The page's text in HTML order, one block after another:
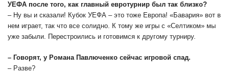
УЕФА после того, как главный евротурнир был так близко?
– Ну вы и сказали! Кубок УЕФА – это тоже Европа! «Бавария» вот в
нем играет, так что все солидно. К тому же игры с «Селтиком» мы
уже забыли. Перестроились и готовимся к другому турниру.
– Говорят, у Романа Павлюченко сейчас игровой спад.
– Разве?